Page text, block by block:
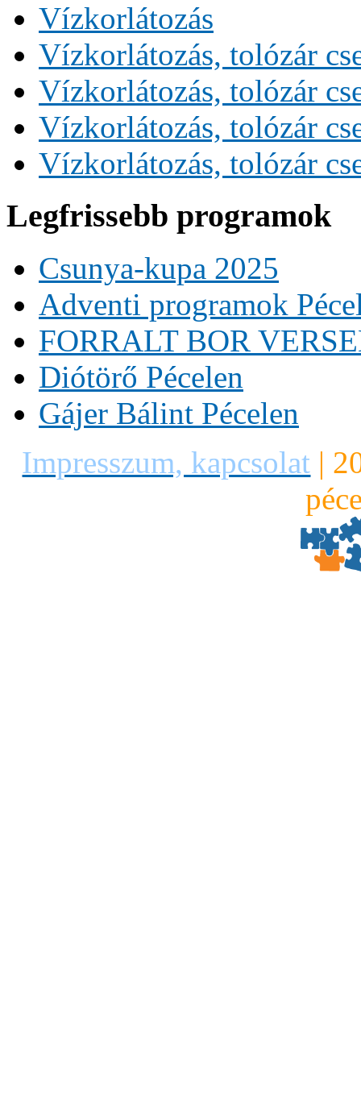
Vízkorlátozás
Vízkorlátozás, tolózár
Vízkorlátozás, tolózár
Vízkorlátozás, tolózár
Vízkorlátozás, tolózár
Legfrissebb programok
Csunya-kupa 2025
Adventi programok
FORRALT BOR
Diótörő Pécelen
Gájer Bálint Pécelen
Impresszum, kapcsolat |